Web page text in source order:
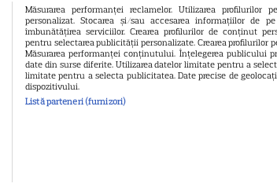
Măsurarea performanței reclamelor. Utilizarea profilurilor
personalizat. Stocarea și/sau accesarea informațiilor de
îmbunătățirea serviciilor. Crearea profilurilor de conținut
pentru selectarea publicității personalizate. Crearea profilurilor
Măsurarea performanței conținutului. Înțelegerea publicului
date din surse diferite. Utilizarea datelor limitate pentru a
limitate pentru a selecta publicitatea. Date precise de
dispozitivului.
Listă parteneri (furnizori)